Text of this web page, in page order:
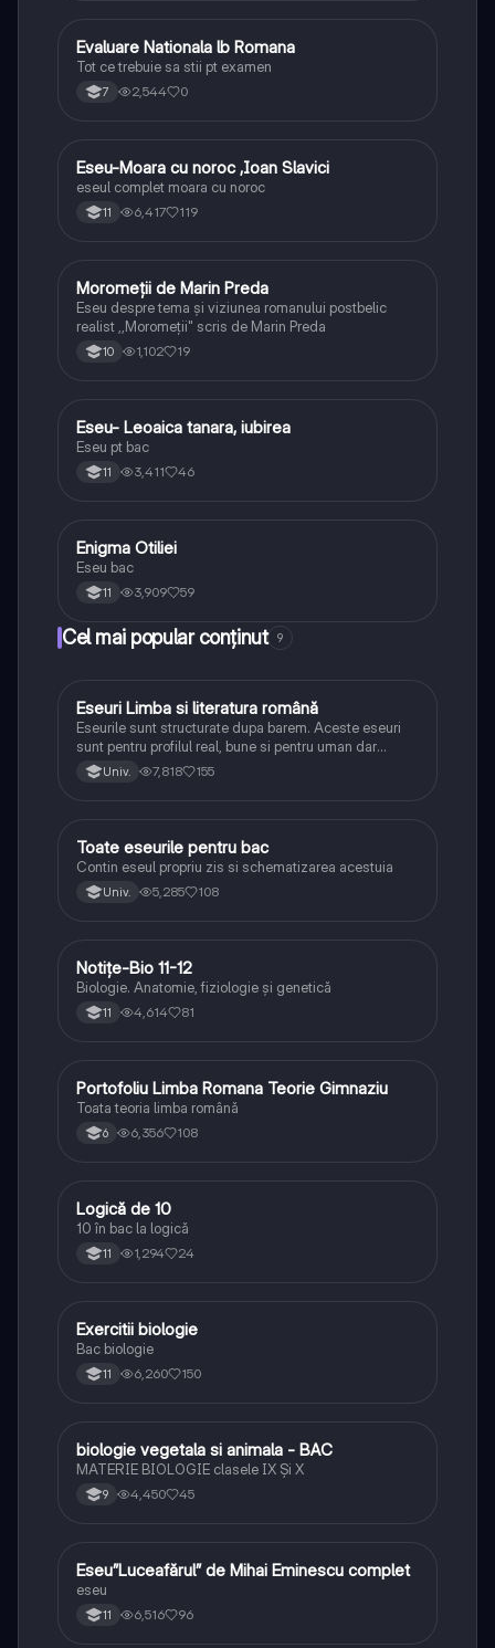
Limba și literatura română
Evaluare Nationala lb Romana
Tot ce trebuie sa stii pt examen
7 2,544 0
Limba și literatura română
Eseu-Moara cu noroc ,Ioan Slavici
eseul complet moara cu noroc
11 6,417 119
Limba și literatura română
Moromeții de Marin Preda
Eseu despre tema și viziunea romanului postbelic
realist ,,Moromeții" scris de Marin Preda
10 1,102 19
Limba și literatura română
Eseu- Leoaica tanara, iubirea
Eseu pt bac
11 3,411 46
Limba și literatura română
Enigma Otiliei
Eseu bac
11 3,909 59
Cel mai popular conținut 9
Limba și literatura română
Eseuri Limba si literatura română
Eseurile sunt structurate dupa barem. Aceste eseuri
sunt pentru profilul real, bune si pentru uman dar
lipsesc relatiile dintre personaje si caracrerizarile.
Univ. 7,818 155
Limba și literatura română
Toate eseurile pentru bac
Contin eseul propriu zis si schematizarea acestuia
Univ. 5,285 108
Biologie
Notițe-Bio 11-12
Biologie. Anatomie, fiziologie și genetică
11 4,614 81
Limba și literatura română
Portofoliu Limba Romana Teorie Gimnaziu
Toata teoria limba română
6 6,356 108
Logică
Logică de 10
10 în bac la logică
11 1,294 24
Biologie
Exercitii biologie
Bac biologie
11 6,260 150
Biologie
biologie vegetala si animala - BAC
MATERIE BIOLOGIE clasele IX Şi X
9 4,450 45
Limba și literatura română
Eseu”Luceafărul” de Mihai Eminescu complet
eseu
11 6,516 96